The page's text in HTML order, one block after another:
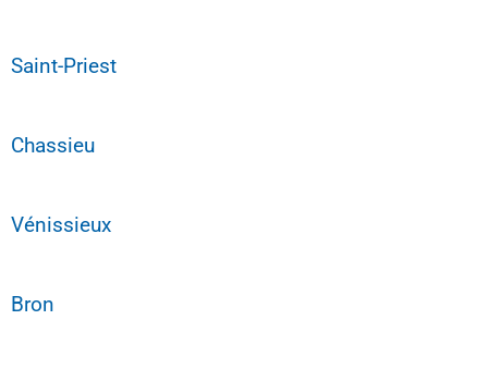
Saint-Priest
Chassieu
Vénissieux
Bron